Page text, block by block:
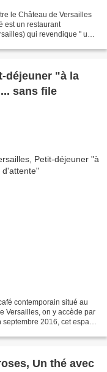
le Château de Versailles
est un restaurant
qui revendique " une
déjeuner "à la
sans file
contemporain situé au
Versailles, on y accède par
2016, cet espace
Un thé avec